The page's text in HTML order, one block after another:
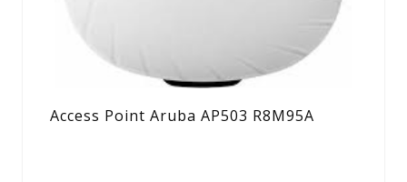
Access Point Aruba AP503 R8M95A